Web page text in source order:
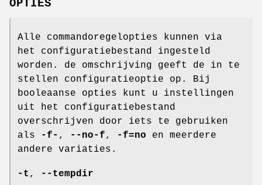
OPTIES
Alle commandoregelopties kunnen via
het configuratiebestand ingesteld
worden. de omschrijving geeft de in te
stellen configuratieoptie op. Bij
booleaanse opties kunt u instellingen
uit het configuratiebestand
overschrijven door iets te gebruiken
als
-f- , --no-f, -f=no en meerdere
andere variaties.
-t , --tempdir